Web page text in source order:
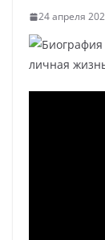
24 апреля